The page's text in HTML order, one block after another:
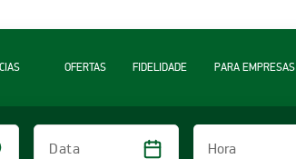
OFERTAS FIDELIDADE PARA EMPRESAS
Data
Hora